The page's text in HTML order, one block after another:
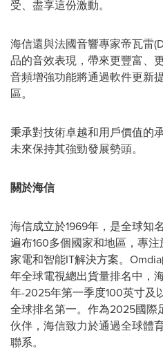
受、盡享這份激動。
海信還與法國音響專家帝瓦雷
品的音效表現，帶來更豐富、
音頻增強功能將通過軟件更新
區。
秉承對技術卓越和用戶價值的
未來保持其強勁發展勢頭。
關於海信
海信成立於1969年，是全球知
遍布160多個國家和地區，專注
家電和智能IT解決方案。
年全球電視總出貨量排名中，
年-2025年第一季度100英寸及
全球排名第一。作為2025國際
伙伴，海信致力於通過全球體
聯系。